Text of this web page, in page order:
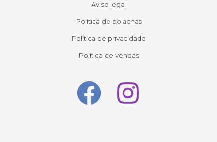
Aviso legal
Política de bolachas
Política de privacidade
Política de vendas